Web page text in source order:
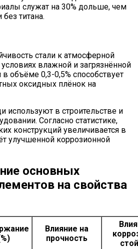
служат на 30% дольше, чем
титана.
стали к атмосферной
влажной и загрязнённой
объёме 0,3-0,5% способствует
оксидных плёнок на
используют в строительстве и
Согласно статистике,
конструкций увеличивается в
улучшенной коррозионной
основных
на свойства
Влияние на
прочность